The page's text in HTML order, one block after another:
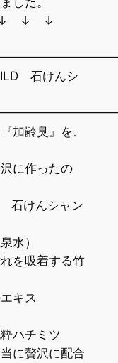
↓ ↓
石けんシ
加齢臭』を、
に作ったの
けんシャン
水）
を吸着する竹
キス
ハチミツ
贅沢に配合